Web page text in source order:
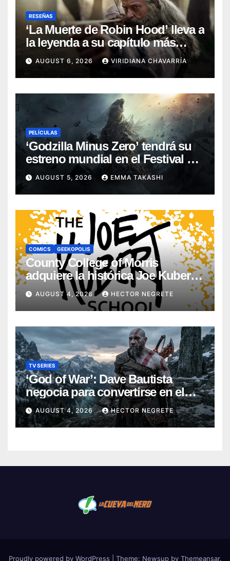
RESEÑAS
‘La Muerte de Robin Hood’ lleva a
la leyenda a su capítulo más
oscuro (Reseña)
AUGUST 6, 2026 VIRIDIANA CHAVARRÍA
PELÍCULAS
‘Godzilla Minus Zero’ tendrá su
estreno mundial en el Festival de
Cine de Nueva York
AUGUST 5, 2026 EMMA TAKASHI
COMICS GEEKOPOLIS
County College of Morris
adquiere la histórica Joe Kubert
School
AUGUST 4, 2026 HECTOR NEGRETE
TV SERIES
‘God of War’: Dave Bautista
negocia para convertirse en el
nuevo Kratos de la serie de
Amazon
AUGUST 4, 2026 HECTOR NEGRETE
Proudly powered by WordPress Theme: Newsupby Themeansar.